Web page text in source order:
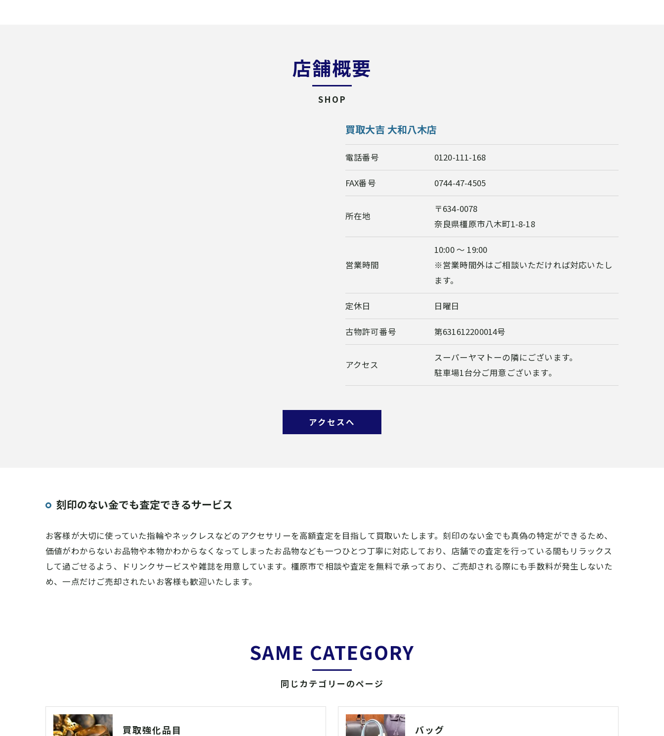
店舗概要
SHOP
買取大吉 大和八木店
電話番号 0120-111-168
FAX番号 0744-47-4505
所在地
〒634-0078
奈良県橿原市八木町1-8-18
営業時間
10:00 ～ 19:00
※営業時間外はご相談いただければ対応いたし
ます。
定休日 日曜日
古物許可番号 第631612200014号
アクセス
スーパーヤマトーの隣にございます。
駐車場1台分ご用意ございます。
アクセスへ
刻印のない金でも査定できるサービス
お客様が大切に使っていた指輪やネックレスなどのアクセサリーを高額査定を目指して買取いたします。刻印のない金でも真偽の特定ができるため、
価値がわからないお品物や本物かわからなくなってしまったお品物なども一つひとつ丁寧に対応しており、店舗での査定を行っている間もリラックス
して過ごせるよう、ドリンクサービスや雑誌を用意しています。橿原市で相談や査定を無料で承っており、ご売却される際にも手数料が発生しないた
め、一点だけご売却されたいお客様も歓迎いたします。
同じカテゴリーのページ
SAME CATEGORY
買取強化品目 バッグ